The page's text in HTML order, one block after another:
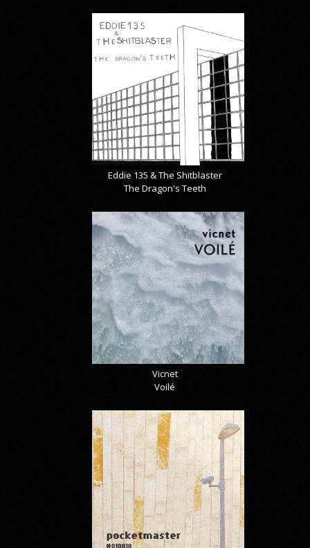
Eddie 135 & The Shitblaster
The Dragon's Teeth
Vicnet
Voilé